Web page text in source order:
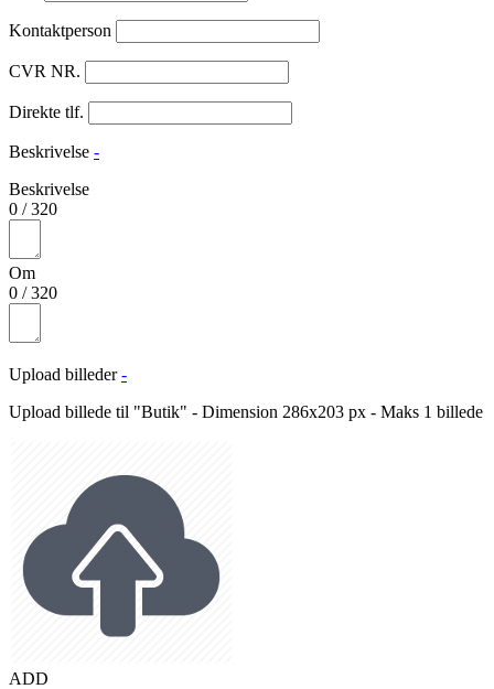
Kontaktperson
CVR NR.
Direkte tlf.
Beskrivelse -
Beskrivelse
0 /320
Om
0 /320
Upload billeder -
Upload billede til "Butik" - Dimension 286x203 px - Maks 1 billede
ADD